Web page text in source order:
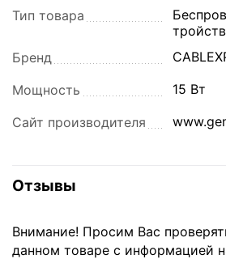
Тип товара
Бренд
Мощность 15 Вт
Сайт производителя
Отзывы
Внимание! Просим Вас
данном товаре с информацией